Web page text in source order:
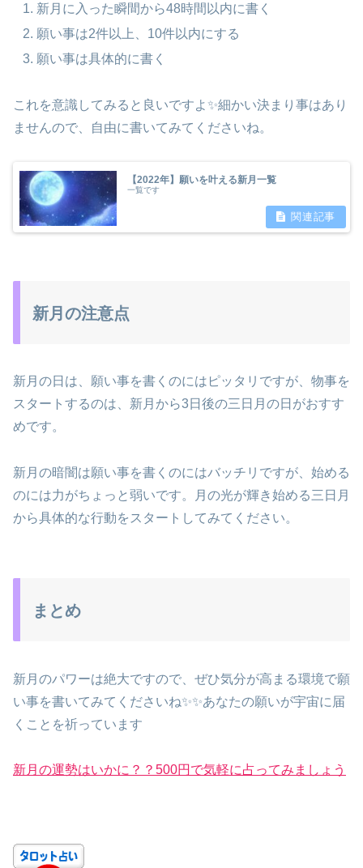
新月に入った瞬間から48時間以内に書く
願い事は2件以上、10件以内にする
願い事は具体的に書く
これを意識してみると良いですよ✨細かい決まり事はあり
ませんので、自由に書いてみてくださいね。
【2022年】願いを叶える新月一覧
一覧です
新月の注意点
新月の日は、願い事を書くのにはピッタリですが、物事を
スタートするのは、新月から3日後の三日月の日がおすす
めです。
新月の暗闇は願い事を書くのにはバッチリですが、始める
のには力がちょっと弱いです。月の光が輝き始める三日月
から具体的な行動をスタートしてみてください。
まとめ
新月のパワーは絶大ですので、ぜひ気分が高まる環境で願
い事を書いてみてくださいね✨✨あなたの願いが宇宙に届
くことを祈っています
新月の運勢はいかに？？500円で気軽に占ってみましょう